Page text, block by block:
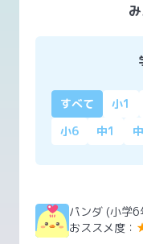
すべて 小1
小6
中1
パンダ (小学6
おススメ度：